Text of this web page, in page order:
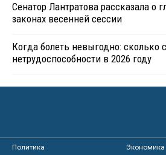
Сенатор Лантратова рассказала о
законах весенней сессии
Когда болеть невыгодно: сколько
нетрудоспособности в 2026 году
Политика
Экономика